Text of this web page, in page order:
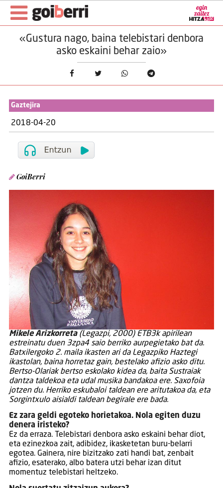
«Gustura nago, baina telebistari denbora
asko eskaini behar zaio»
Gaztejira
2018-04-20
GoiBerri
Mikele Arizkorreta(Legazpi, 2000) ETB3k apirilean
estreinatu duen 3zpa4 saio berriko aurpegietako bat da.
Batxilergoko 2. maila ikasten ari da Legazpiko Haztegi
ikastolan, baina horretaz gain, bestelako afizio asko ditu.
Bertso-Olariak bertso eskolako kidea da, baita Sustraiak
dantza taldekoa eta udal musika bandakoa ere. Saxofoia
jotzen du. Herriko eskubaloi taldean ere aritutakoa da, eta
Sorgintxulo aisialdi taldean begirale ere bada.
Ez zara geldi egoteko horietakoa. Nola egiten duzu
denera iristeko?
Ez da erraza. Telebistari denbora asko eskaini behar diot,
eta ezinezkoa zait, adibidez, ikasketetan buru-belarri
egotea. Gainera, nire bizitzako zati handi bat, zenbait
afizio, esaterako, albo batera utzi behar izan ditut
momentuz telebistari heltzeko.